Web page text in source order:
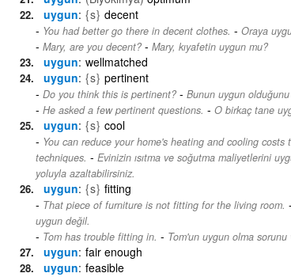
uygun {s} decent
You had better go there in decent clothes. - Oraya
Mary, are you decent?- Mary, kıyafetin uygun mu?
uygun wellmatched
uygun {s} pertinent
Do you think this is pertinent?- Bunun uygun
He asked a few pertinent questions. - O birkaç tane
uygun {s} cool
You can reduce your home's heating and cooling
techniques. - Evinizin ısıtma ve soğutma maliyetlerini
yoluyla azaltabilirsiniz.
uygun {s} fitting
That piece of furniture is not fitting for the living room. -
uygun değil.
Tom has trouble fitting in. - Tom'un uygun olma sorunu
uygun fair enough
uygun feasible